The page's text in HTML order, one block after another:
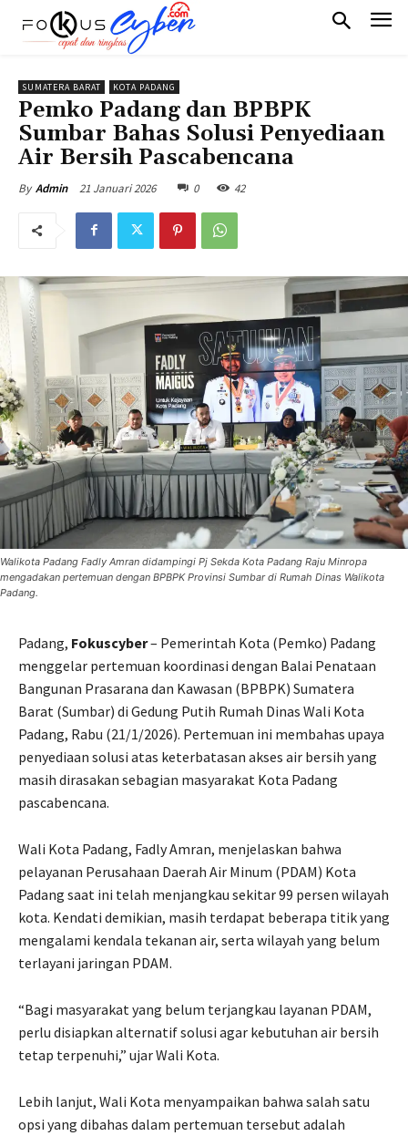
SUMATERA BARAT KOTA PADANG
Pemko Padang dan BPBPK
Sumbar Bahas Solusi Penyediaan
Air Bersih Pascabencana
By Admin 21 Januari 2026 0 42
Walikota Padang Fadly Amran didampingi Pj Sekda Kota Padang Raju Minropa
mengadakan pertemuan dengan BPBPK Provinsi Sumbar di Rumah Dinas Walikota
Padang.
Padang, Fokuscyber– Pemerintah Kota (Pemko) Padang
menggelar pertemuan koordinasi dengan Balai Penataan
Bangunan Prasarana dan Kawasan (BPBPK) Sumatera
Barat (Sumbar) di Gedung Putih Rumah Dinas Wali Kota
Padang, Rabu (21/1/2026). Pertemuan ini membahas upaya
penyediaan solusi atas keterbatasan akses air bersih yang
masih dirasakan sebagian masyarakat Kota Padang
pascabencana.
Wali Kota Padang, Fadly Amran, menjelaskan bahwa
pelayanan Perusahaan Daerah Air Minum (PDAM) Kota
Padang saat ini telah menjangkau sekitar 99 persen wilayah
kota. Kendati demikian, masih terdapat beberapa titik yang
mengalami kendala tekanan air, serta wilayah yang belum
terlayani jaringan PDAM.
“Bagi masyarakat yang belum terjangkau layanan PDAM,
perlu disiapkan alternatif solusi agar kebutuhan air bersih
tetap terpenuhi,” ujar Wali Kota.
Lebih lanjut, Wali Kota menyampaikan bahwa salah satu
opsi yang dibahas dalam pertemuan tersebut adalah